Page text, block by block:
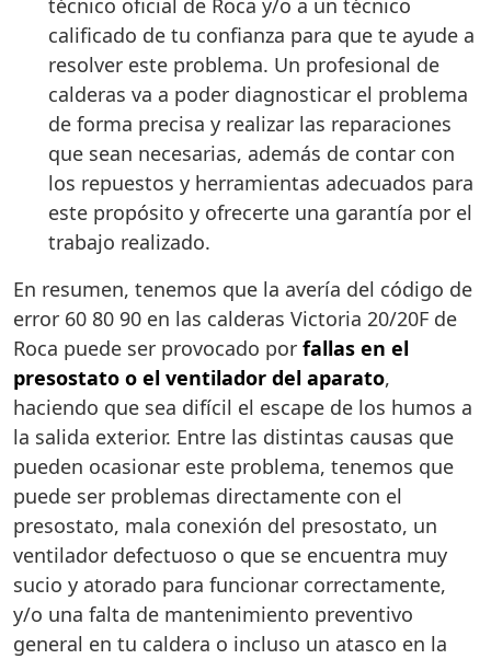
técnico oficial de Roca y/o a un técnico
calificado de tu confianza para que te ayude a
resolver este problema. Un profesional de
calderas va a poder diagnosticar el problema
de forma precisa y realizar las reparaciones
que sean necesarias, además de contar con
los repuestos y herramientas adecuados para
este propósito y ofrecerte una garantía por el
trabajo realizado.
En resumen, tenemos que la avería del código de
error 60 80 90 en las calderas Victoria 20/20F de
Roca puede ser provocado por fallas en el
presostato o el ventilador del aparato,
haciendo que sea difícil el escape de los humos a
la salida exterior. Entre las distintas causas que
pueden ocasionar este problema, tenemos que
puede ser problemas directamente con el
presostato, mala conexión del presostato, un
ventilador defectuoso o que se encuentra muy
sucio y atorado para funcionar correctamente,
y/o una falta de mantenimiento preventivo
general en tu caldera o incluso un atasco en la